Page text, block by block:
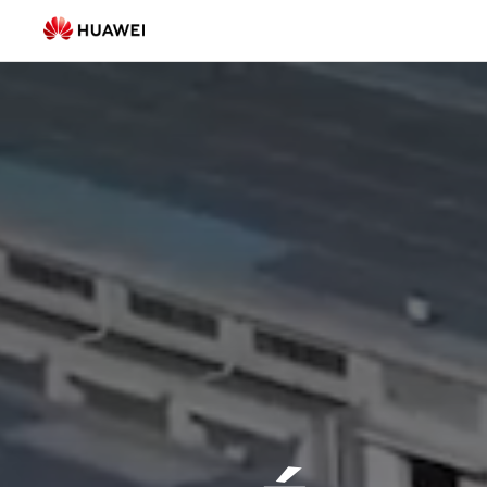
Solution
PV
FusionSolar
France